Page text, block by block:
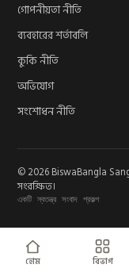
গোপনীয়তা নীতি
ব্যবহারের শর্তাবলি
কুকি নীতি
অভিযোগ
সংশোধন নীতি
© 2026 BiswaBangla
সংরক্ষিত।
একটি স্বতন্ত্র সংবাদ প্রকল্প
হোম বিভাগ